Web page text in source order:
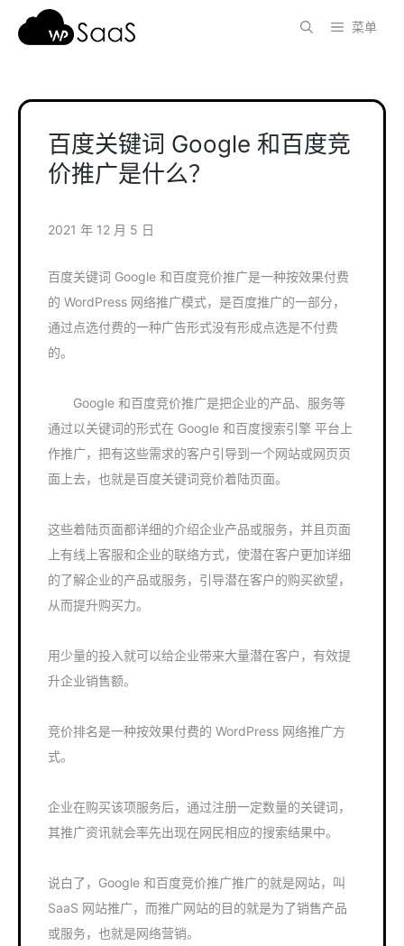
菜单
百度关键词 Google 和百度竞
价推广是什么？
2021 年 12 月 5 日
百度关键词 Google 和百度竞价推广是一种按效果付费
的 WordPress 网络推广模式，是百度推广的一部分，
通过点选付费的一种广告形式没有形成点选是不付费
的。
Google 和百度竞价推广是把企业的产品、服务等
通过以关键词的形式在 Google 和百度搜索引擎 平台上
作推广，把有这些需求的客户引导到一个网站或网页页
面上去，也就是百度关键词竞价着陆页面。
这些着陆页面都详细的介绍企业产品或服务，并且页面
上有线上客服和企业的联络方式，使潜在客户更加详细
的了解企业的产品或服务，引导潜在客户的购买欲望，
从而提升购买力。
用少量的投入就可以给企业带来大量潜在客户，有效提
升企业销售额。
竞价排名是一种按效果付费的 WordPress 网络推广方
式。
企业在购买该项服务后，通过注册一定数量的关键词，
其推广资讯就会率先出现在网民相应的搜索结果中。
说白了，Google 和百度竞价推广推广的就是网站，叫
SaaS 网站推广，而推广网站的目的就是为了销售产品
或服务，也就是网络营销。